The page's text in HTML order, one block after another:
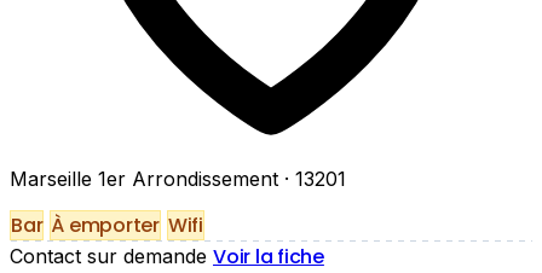
Marseille 1er Arrondissement · 13201
Bar À emporter Wifi
Contact sur demande Voir la fiche